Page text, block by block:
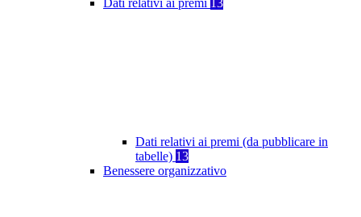
Dati relativi ai premi 13
Dati relativi ai premi (da pubblicare in
tabelle) 13
Benessere organizzativo